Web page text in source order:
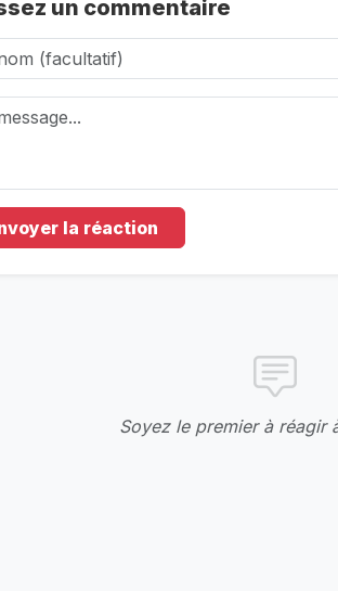
un commentaire
la réaction
Soyez le premier à réagir